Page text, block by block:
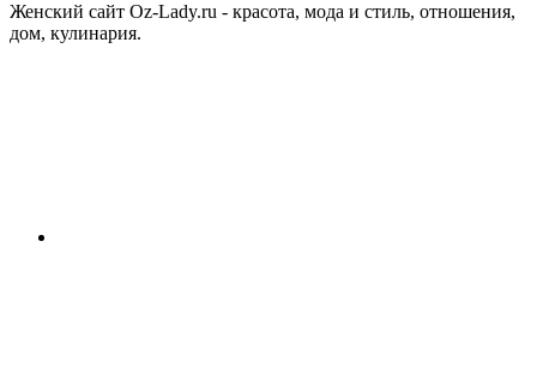
Женский сайт Oz-Lady.ru - красота, мода и стиль, отношения,
дом, кулинария.